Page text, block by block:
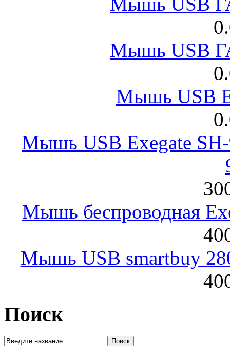
Мышь USB
Мышь USB
Мышь USB Exegate
Мышь беспроводная
Мышь USB smartbuy
Поиск